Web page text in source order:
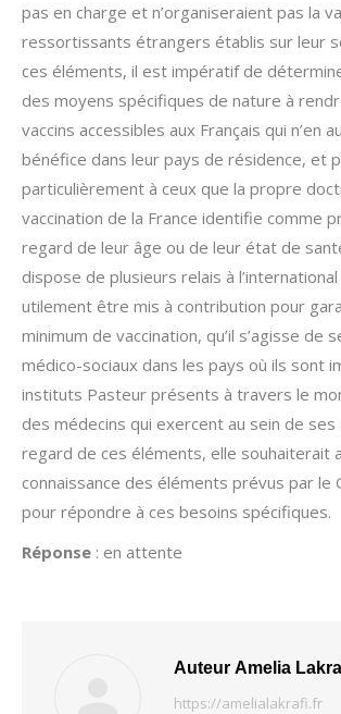
pas en charge et n’organiseraient pas la
ressortissants étrangers établis sur leur
ces éléments, il est impératif de
des moyens spécifiques de nature à
vaccins accessibles aux Français qui n’en
bénéfice dans leur pays de résidence, et
particulièrement à ceux que la propre
vaccination de la France identifie comme
regard de leur âge ou de leur état de
dispose de plusieurs relais à
utilement être mis à contribution pour
minimum de vaccination, qu’il s’agisse de
médico-sociaux dans les pays où ils sont
instituts Pasteur présents à travers le
des médecins qui exercent au sein de ses
regard de ces éléments, elle souhaiterait
connaissance des éléments prévus par le
pour répondre à ces besoins spécifiques.
Réponse : en attente
Auteur Amelia
https://amelialakrafi.fr